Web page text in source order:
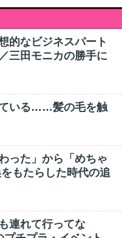
的なビジネスパート
三田モニカの勝手に
いる……髪の毛を触
った」から「めちゃ
もたらした時代の追
連れて行ってな